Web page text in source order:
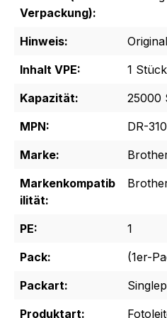
Verpackung):
Hinweis:
Inhalt VPE:
1 Stück
Kapazität:
25000
MPN:
DR-
Marke:
Markenkompatib
ilität:
PE:
1
Pack:
(1er-
Packart:
Produktart: